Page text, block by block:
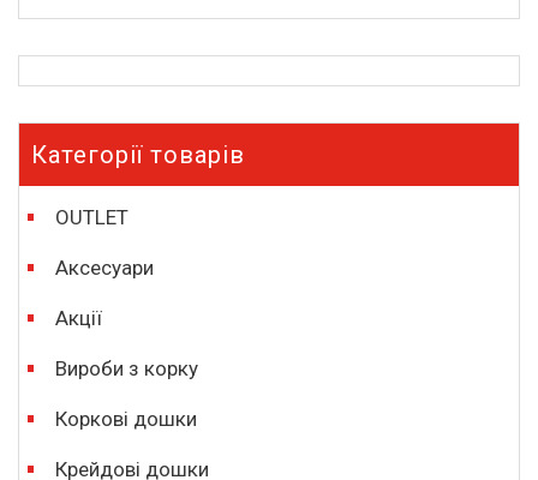
Категорії товарів
OUTLET
Аксесуари
Акції
Вироби з корку
Коркові дошки
Крейдові дошки